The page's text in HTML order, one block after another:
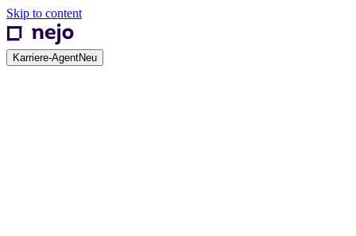
Skip to content
Karriere-AgentNeu